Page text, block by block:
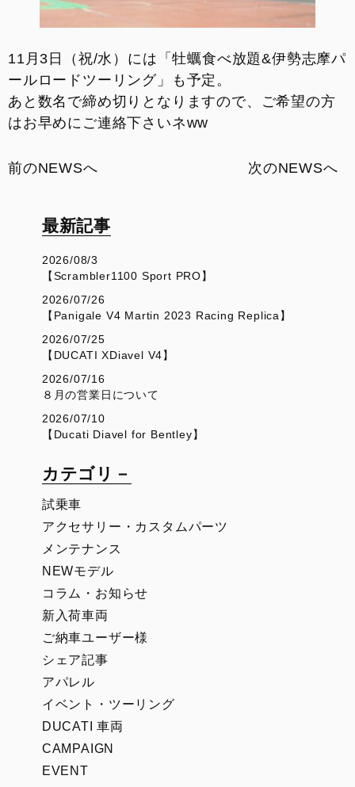
11月3日（祝/水）には「牡蠣食べ放題&伊勢志摩パ
ールロードツーリング」も予定。
あと数名で締め切りとなりますので、ご希望の方
はお早めにご連絡下さいネww
前のNEWSへ 次のNEWSへ
最新記事
2026/08/3
【Scrambler1100 Sport PRO】
2026/07/26
【Panigale V4 Martin 2023 Racing Replica】
2026/07/25
【DUCATI XDiavel V4】
2026/07/16
８月の営業日について
2026/07/10
【Ducati Diavel for Bentley】
カテゴリ－
試乗車
アクセサリー・カスタムパーツ
メンテナンス
NEWモデル
コラム・お知らせ
新入荷車両
ご納車ユーザー様
シェア記事
アパレル
イベント・ツーリング
DUCATI 車両
CAMPAIGN
EVENT